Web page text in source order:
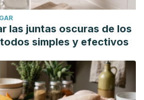
las juntas oscuras de los
simples y efectivos